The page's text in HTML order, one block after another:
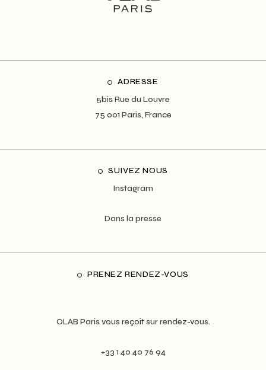
ADRESSE
5bis Rue du Louvre
75 001 Paris, France
SUIVEZ NOUS
Instagram
Dans la presse
PRENEZ RENDEZ-VOUS
OLAB Paris vous reçoit sur rendez-vous.
+33 1 40 40 76 94